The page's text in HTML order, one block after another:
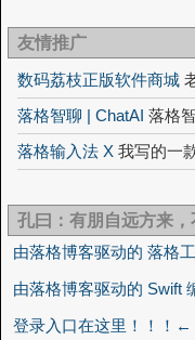
友情推广
数码荔枝正版软件商城
落格智聊 | ChatAI 落格
落格输入法 X 我写的一
孔曰：有朋自远方来，
由落格博客驱动的 落格
由落格博客驱动的 Swift
登录入口在这里！！！←